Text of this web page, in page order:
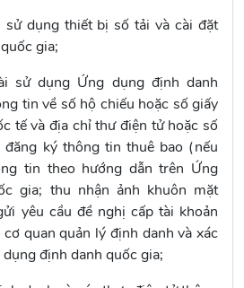
sử dụng thiết bị số tải và cài đặt
gia;
sử dụng Ứng dụng định danh
tin về số hộ chiếu hoặc số giấy
tế và địa chỉ thư điện tử hoặc số
ký thông tin thuê bao (nếu
tin theo hướng dẫn trên Ứng
gia; thu nhận ảnh khuôn mặt
yêu cầu đề nghị cấp tài khoản
quan quản lý định danh và xác
định danh quốc gia;